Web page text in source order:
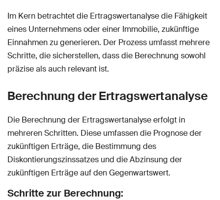
Im Kern betrachtet die Ertragswertanalyse die Fähigkeit
eines Unternehmens oder einer Immobilie, zukünftige
Einnahmen zu generieren. Der Prozess umfasst mehrere
Schritte, die sicherstellen, dass die Berechnung sowohl
präzise als auch relevant ist.
Berechnung der Ertragswertanalyse
Die Berechnung der Ertragswertanalyse erfolgt in
mehreren Schritten. Diese umfassen die Prognose der
zukünftigen Erträge, die Bestimmung des
Diskontierungszinssatzes und die Abzinsung der
zukünftigen Erträge auf den Gegenwartswert.
Schritte zur Berechnung: